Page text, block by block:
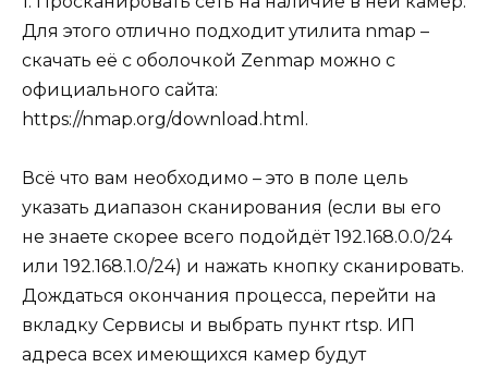
Для этого отлично подходит утилита nmap –
скачать её с оболочкой Zenmap можно с
официального сайта:
https://nmap.org/download.html.
Всё что вам необходимо – это в поле цель
указать диапазон сканирования (если вы его
не знаете скорее всего подойдёт 192.168.0.0/24
или 192.168.1.0/24) и нажать кнопку сканировать.
Дождаться окончания процесса, перейти на
вкладку Сервисы и выбрать пункт rtsp. ИП
адреса всех имеющихся камер будут